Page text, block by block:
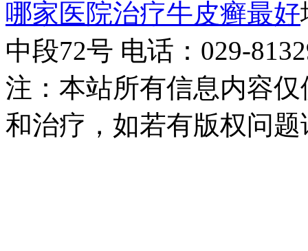
哪家医院治疗牛皮癣最好
中段72号 电话：029-
注：本站所有信息内容
和治疗，如若有版权问